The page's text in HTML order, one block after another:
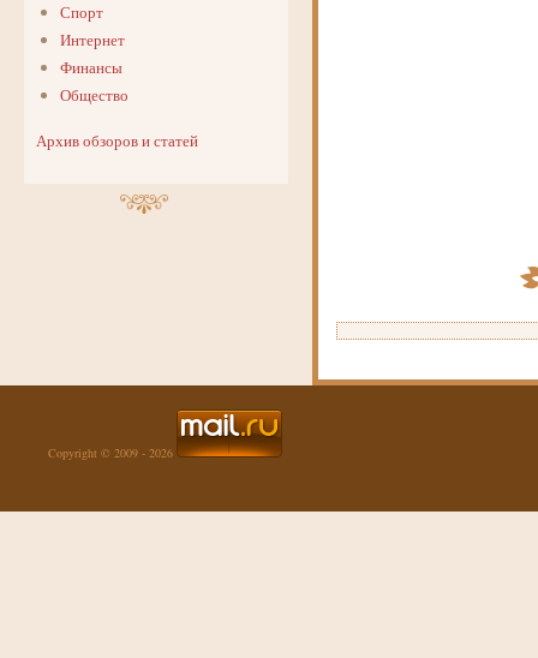
Спорт
Интернет
Финансы
Общество
Архив обзоров и статей
Copyright © 2009 - 2026